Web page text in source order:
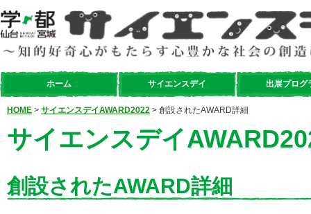
ホーム サイエンスデイ 出展プログ
HOME > サイエンスデイAWARD2022 > 創設されたAWARD詳細
サイエンスデイ
創設されたAWARD詳細